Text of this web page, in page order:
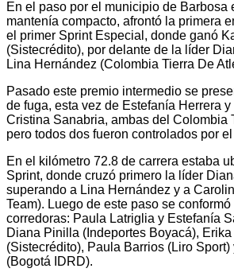
En el paso por el municipio de Barbosa
mantenía compacto, afrontó la primera
el primer Sprint Especial, donde ganó
(Sistecrédito), por delante de la líder
Lina Hernández (Colombia Tierra De
Pasado este premio intermedio se
de fuga, esta vez de Estefanía Herrera
Cristina Sanabria, ambas del Colombia
pero todos dos fueron controlados por
En el kilómetro 72.8 de carrera estaba
Sprint, donde cruzó primero la líder
superando a Lina Hernández y a
Team). Luego de este paso se
corredoras: Paula Latriglia y Estefanía
Diana Pinilla (Indeportes Boyacá),
(Sistecrédito), Paula Barrios (Liro
(Bogotá IDRD).